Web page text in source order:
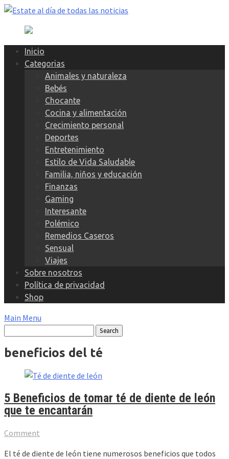
Skip
content
Inicio
Categorias
Animales y naturaleza
Bebés
Chocante
Cocina y alimentación
Crecimiento personal
Deportes
Entretenimiento
Estilo de Vida Saludable
Familia, niños y educación
Finanzas
Gaming
Interesante
Polémico
Remedios Caseros
Sensual
Viajes
Sobre nosotros
Política de privacidad
Shop
Main Menu
beneficios del té
5 Beneficios de tomar té de diente de león
que te encantarán
Comment
El té de diente de león tiene numerosos beneficios que todos